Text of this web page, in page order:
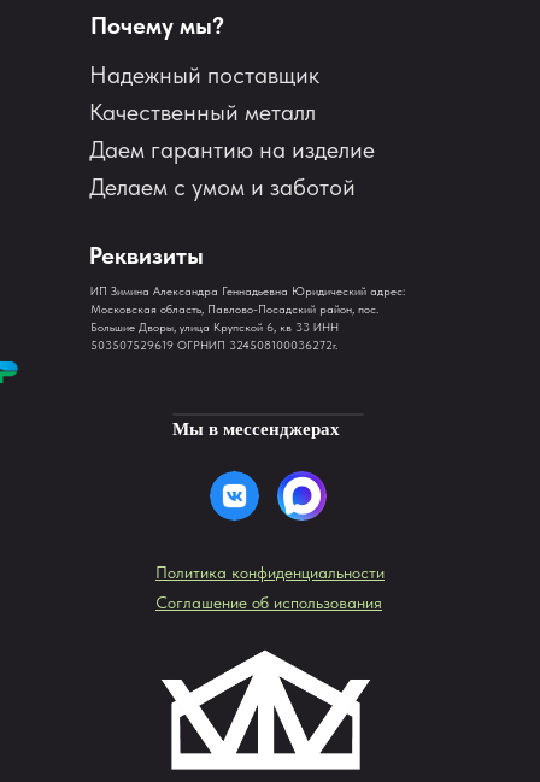
Надежный поставщик
Качественный металл
Делаем с умом и заботой
Даем гарантию на изделие
Политика конфиденциальности
Соглашение об использования
ИП Зимина Александра Геннадьевна Юридический адрес:
Московская область, Павлово-Посадский район, пос.
Большие Дворы, улица Крупской 6, кв 33 ИНН
503507529619 ОГРНИП 324508100036272r.
Мы в мессенджерах
Почему мы?
Реквизиты